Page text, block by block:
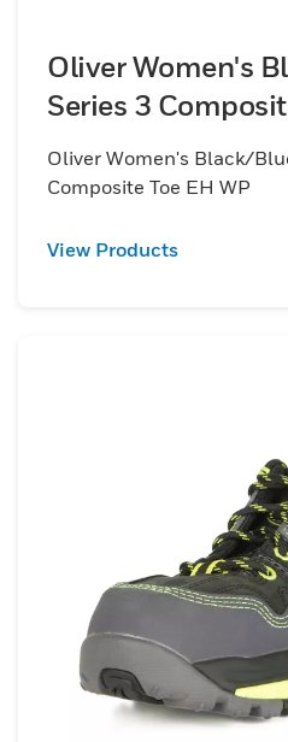
Oliver Women's
Series 3
Oliver Women's Black/
Composite Toe EH WP
View Products